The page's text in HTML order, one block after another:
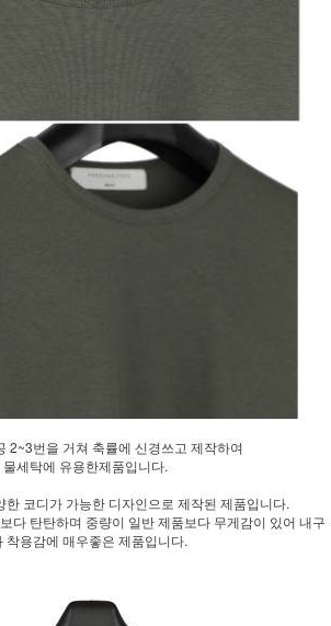
2~3번을 거쳐 축률에 신경쓰고 제작하여
물세탁에 유용한제품입니다.
한 코디가 가능한 디자인으로 제작된 제품입니다.
다 탄탄하며 중량이 일반 제품보다 무게감이 있어 내구
착용감에 매우좋은 제품입니다.